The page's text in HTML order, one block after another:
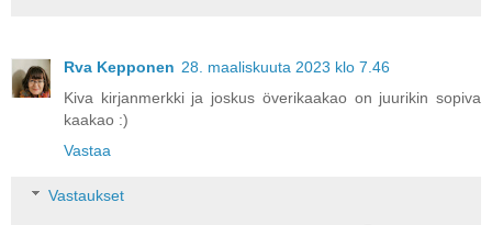
Rva Kepponen 28. maaliskuuta 2023 klo 7.46
Kiva kirjanmerkki ja joskus överikaakao on juurikin sopiva
kaakao :)
Vastaa
Vastaukset